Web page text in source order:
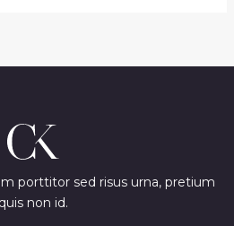
porttitor sed risus urna, pretium
quis non id.